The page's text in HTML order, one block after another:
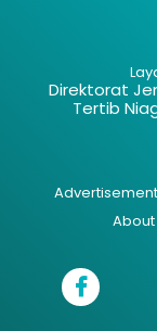
Direktorat
Tertib
Advertisement
About